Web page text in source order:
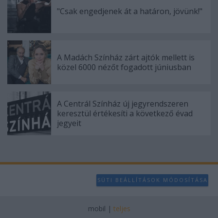
"Csak engedjenek át a határon, jövünk!"
A Madách Színház zárt ajtók mellett is
közel 6000 nézőt fogadott júniusban
A Centrál Színház új jegyrendszeren
keresztül értékesíti a következő évad
jegyeit
SÜTI BEÁLLÍTÁSOK MÓDOSÍTÁSA
mobil | teljes